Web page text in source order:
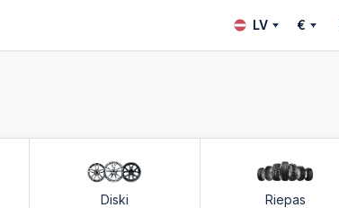
LV €
Diski Riepas